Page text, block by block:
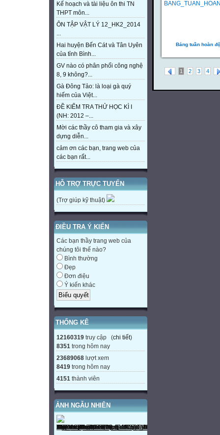
Kế hoạch và tài liệu ôn thi TN
THPT môn...
ÔN TẬP VẬT LÝ 12_HK2_2014
...
Hai huyện Bến Cát và Tân Uyên
của tỉnh Bình...
GV nào có phân phối công nghệ
8, 9 không?...
Gà Đông Tảo: là loại gà quý
hiếm của Việt...
ĐỀ KIỂM TRA THỬ HỌC KÌ I
(NH: 2012 –...
Mời các thầy cô tham gia và xây
dựng diễn...
cảm ơn các bạn, trang web của
các bạn rất...
HỖ TRỢ TRỰC TUYẾN
(Trợ giúp kỹ thuật)
ĐIỀU TRA Ý KIẾN
Các bạn thầy trang web của
chúng tôi thế nào?
Bình thường
Đẹp
Đơn điệu
Ý kiến khác
THỐNG KÊ
12160319 truy cập (chi tiết)
8351 trong hôm nay
23689068 lượt xem
8419 trong hôm nay
4151 thành viên
ẢNH NGẪU NHIÊN
Bảng tuần hoàn
1 2 3 4